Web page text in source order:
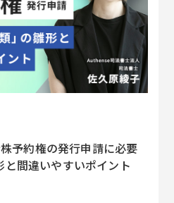
予約権の発行申請に必要
間違いやすいポイント